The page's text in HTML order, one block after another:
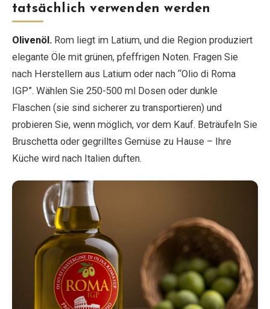
tatsächlich verwenden werden
Olivenöl. Rom liegt im Latium, und die Region produziert
elegante Öle mit grünen, pfeffrigen Noten. Fragen Sie
nach Herstellern aus Latium oder nach “Olio di Roma
IGP”. Wählen Sie 250-500 ml Dosen oder dunkle
Flaschen (sie sind sicherer zu transportieren) und
probieren Sie, wenn möglich, vor dem Kauf. Beträufeln Sie
Bruschetta oder gegrilltes Gemüse zu Hause – Ihre
Küche wird nach Italien duften.